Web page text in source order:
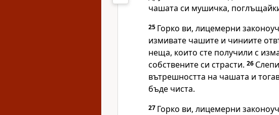
чашата си мушичка,
25 Горко ви, лицемерни
измивате чашите и чиниите
неща, които сте получили с
собствените си страсти. 26
вътрешността на чашата и
бъде чиста.
27 Горко ви, лицемерни